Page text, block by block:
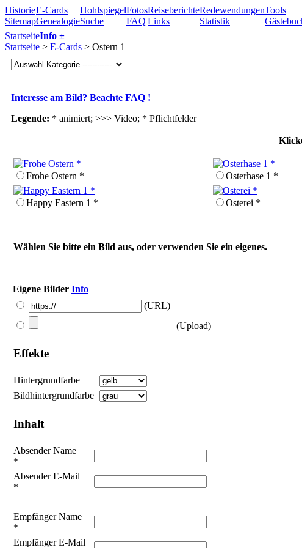
HistorieE-Cards HohlspiegelFotosReiseberichteRedewendungenTools
SitemapGenealogieSuche FAQ Links Statistik
StartseiteInfo ±
Startseite > E-Cards > Ostern 1
Interesse am Bild? Beachte FAQ !
Legende: * animiert; >>> Video; * Pflichtfelder
Frohe Ostern * Osterhase 1 *
Happy Eastern 1 * Osterei *
Wählen Sie bitte ein Bild aus, oder verwenden Sie ein eigenes.
Eigene Bilder Info
(URL)
(Upload)
Effekte
Hintergrundfarbe
Bildhintergrundfarbe
Inhalt
Absender Name
*
Absender E-Mail
*
Empfänger Name
*
Empfänger E-Mail